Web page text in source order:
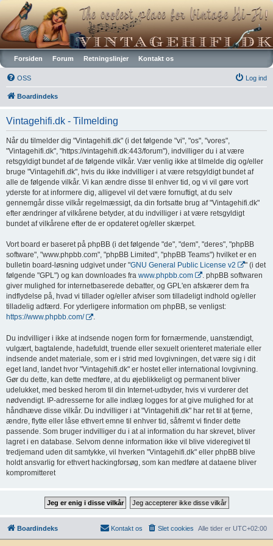
Vintagehifi.dk
Forsiden Forum Retningslinjer Kontakt os
OSS Log ind
Boardindeks
Vintagehifi.dk - Tilmelding
Når du tilmelder dig "Vintagehifi.dk" (i det følgende "vi", "os", "vores",
"Vintagehifi.dk", "https://vintagehifi.dk:443/forum"), indvilliger du i at være
retsgyldigt bundet af de følgende vilkår. Vær venlig ikke at tilmelde dig og/eller
bruge "Vintagehifi.dk", hvis du ikke indvilliger i at være retsgyldigt bundet af
alle de følgende vilkår. Vi kan ændre disse til enhver tid, og vi vil gøre vort
yderste for at informere dig, alligevel vil det være fornuftigt, at du selv
gennemgår disse vilkår regelmæssigt, da din fortsatte brug af "Vintagehifi.dk"
efter ændringer af vilkårene betyder, at du indvilliger i at være retsgyldigt
bundet af vilkårene efter de er opdateret og/eller skærpet.
Vort board er baseret på phpBB (i det følgende "de", "dem", "deres", "phpBB
software", "www.phpbb.com", "phpBB Limited", "phpBB Teams") hvilket er en
bulletin board-løsning udgivet under "GNU General Public License v2
" (i det
følgende "GPL") og kan downloades fra www.phpbb.com
. phpBB softwaren
giver mulighed for internetbaserede debatter, og GPL'en afskærer dem fra
indflydelse på, hvad vi tillader og/eller afviser som tilladeligt indhold og/eller
tilladelig adfærd. For yderligere information om phpBB, se venligst:
https://www.phpbb.com/
.
Du indvilliger i ikke at indsende nogen form for fornærmende, uanstændigt,
vulgært, bagtalende, hadefuldt, truende eller sexuelt orienteret materiale eller
indsende andet materiale, som er i strid med lovgivningen, det være sig i dit
eget land, landet hvor "Vintagehifi.dk" er hostet eller international lovgivning.
Gør du dette, kan dette medføre, at du øjeblikkeligt og permanent bliver
udelukket, med besked herom til din Internet-udbyder, hvis vi vurderer det
nødvendigt. IP-adresserne for alle indlæg logges for at give mulighed for at
håndhæve disse vilkår. Du indvilliger i at "Vintagehifi.dk" har ret til at fjerne,
ændre, flytte eller låse ethvert emne til enhver tid, såfremt vi finder dette
passende. Som bruger indvilliger du i at al information du har skrevet, bliver
lagret i en database. Selvom denne information ikke vil blive videregivet til
tredjemand uden dit samtykke, vil hverken "Vintagehifi.dk" eller phpBB blive
holdt ansvarlig for ethvert hackingforsøg, som kan medføre at dataene bliver
kompromitteret
Boardindeks Alle tider er UTC+02:00
Slet cookies
Kontakt os